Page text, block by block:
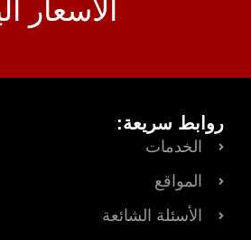
الأسعار
روابط سريعة:
الخدمات
المواقع
الأسئلة الشائعة